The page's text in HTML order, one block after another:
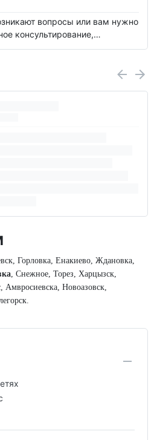
вопросы или вам нужно
консультирование,
нам знать. Мы всегда
Горловка, Енакиево, Ждановка,
, Снежное, Торез, Харцызск,
Амвросиевска, Новоазовск,